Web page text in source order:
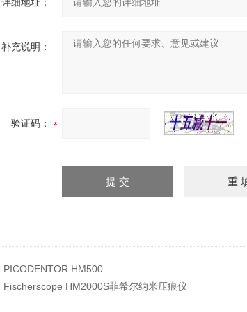
补充说明：
验证码：
PICODENTOR HM500
Fischerscope HM2000S菲希尔纳米压痕仪